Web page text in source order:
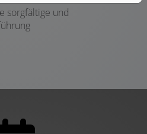
sorgfältige und